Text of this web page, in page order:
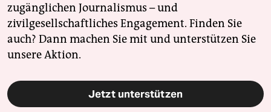
zugänglichen Journalismus – und
zivilgesellschaftliches Engagement. Finden Sie
auch? Dann machen Sie mit und unterstützen Sie
unsere Aktion.
Jetzt unterstützen